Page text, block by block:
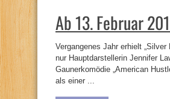
Ab 13. Februar
Vergangenes Jahr erhielt
nur Hauptdarstellerin Jennifer
Gaunerkomödie „American
als einer ...